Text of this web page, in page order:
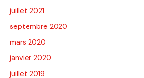
juillet 2021
septembre 2020
mars 2020
janvier 2020
juillet 2019